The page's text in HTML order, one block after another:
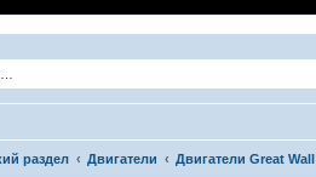
раздел Двигатели Двигатели Great Wall